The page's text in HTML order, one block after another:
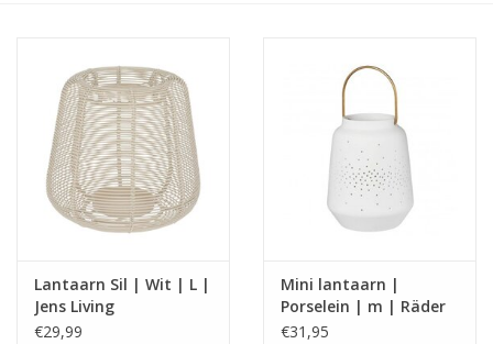
Relatiegeschenken & Bedankjes
Huisparfums
Merken
Lantaarn Sil | Wit | L |
Jens Living
€29,99
Mini lantaarn |
Porselein | m | Räder
€31,95